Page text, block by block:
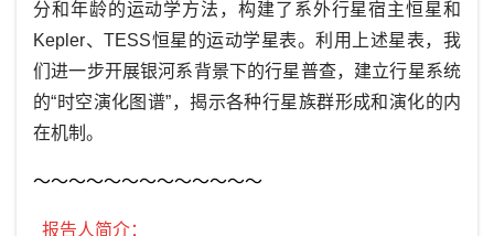
分和年龄的运动学方法，构建了系外行星宿主恒星和
Kepler、TESS恒星的运动学星表。利用上述星表，我
们进一步开展银河系背景下的行星普查，建立行星系统
的“时空演化图谱”，揭示各种行星族群形成和演化的内
在机制。
～～～～～～～～～～～～～
报告人简介：